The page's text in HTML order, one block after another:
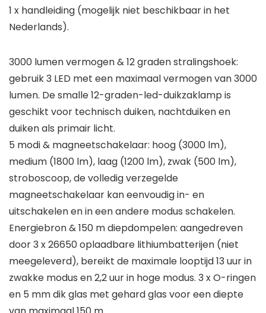
1 x handleiding (mogelijk niet beschikbaar in het
Nederlands).
3000 lumen vermogen & 12 graden stralingshoek:
gebruik 3 LED met een maximaal vermogen van 3000
lumen. De smalle 12-graden-led-duikzaklamp is
geschikt voor technisch duiken, nachtduiken en
duiken als primair licht.
5 modi & magneetschakelaar: hoog (3000 lm),
medium (1800 lm), laag (1200 lm), zwak (500 lm),
stroboscoop, de volledig verzegelde
magneetschakelaar kan eenvoudig in- en
uitschakelen en in een andere modus schakelen.
Energiebron & 150 m diepdompelen: aangedreven
door 3 x 26650 oplaadbare lithiumbatterijen (niet
meegeleverd), bereikt de maximale looptijd 13 uur in
zwakke modus en 2,2 uur in hoge modus. 3 x O-ringen
en 5 mm dik glas met gehard glas voor een diepte